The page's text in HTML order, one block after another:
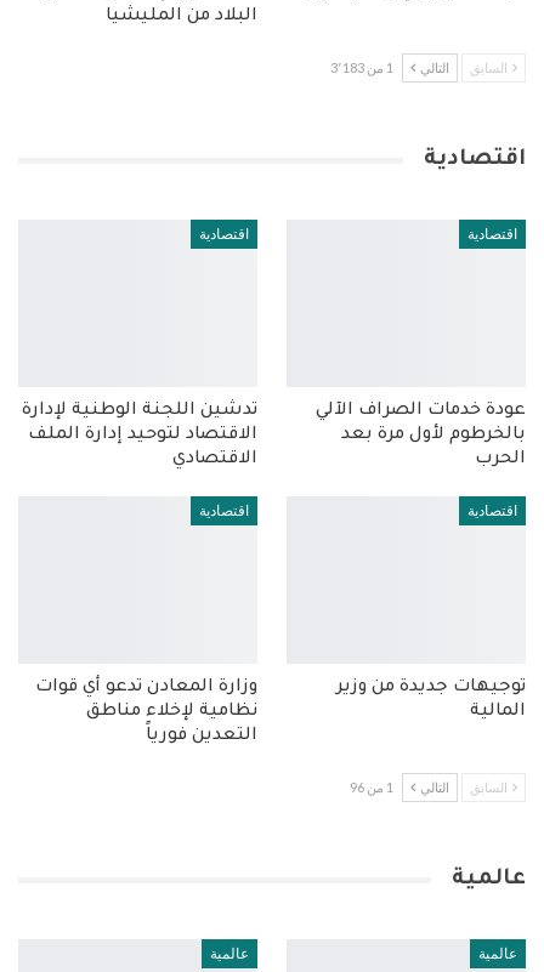
البلاد من المليشيا
السابق التالي 1 من 3٬183
اقتصادية
اقتصادية
عودة خدمات الصراف الآلي
بالخرطوم لأول مرة بعد
الحرب
اقتصادية
تدشين اللجنة الوطنية لإدارة
الاقتصاد لتوحيد إدارة الملف
الاقتصادي
اقتصادية
توجيهات جديدة من وزير
المالية
اقتصادية
وزارة المعادن تدعو أي قوات
نظامية لإخلاء مناطق
التعدين فورياً
السابق التالي 1 من 96
عالمية
عالمية عالمية